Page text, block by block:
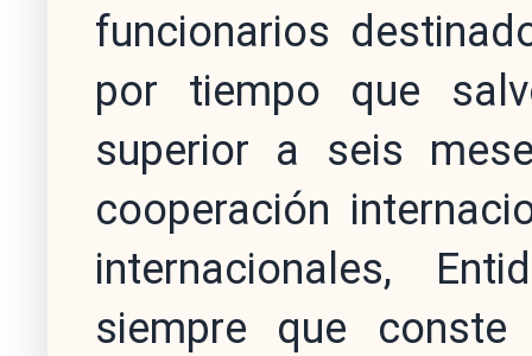
funcionarios
por tiempo que
superior a seis
cooperación
internacionales,
siempre que